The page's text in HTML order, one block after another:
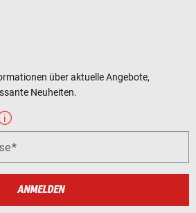
über aktuelle Angebote,
Neuheiten.
ANMELDEN